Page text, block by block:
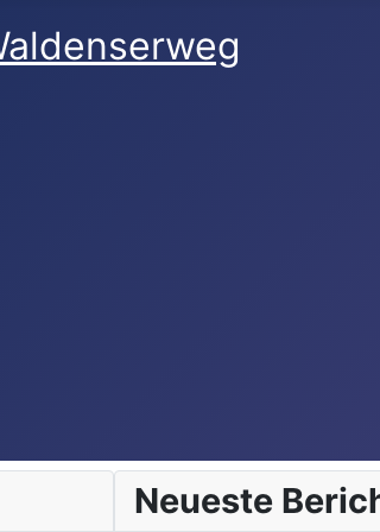
Neueste